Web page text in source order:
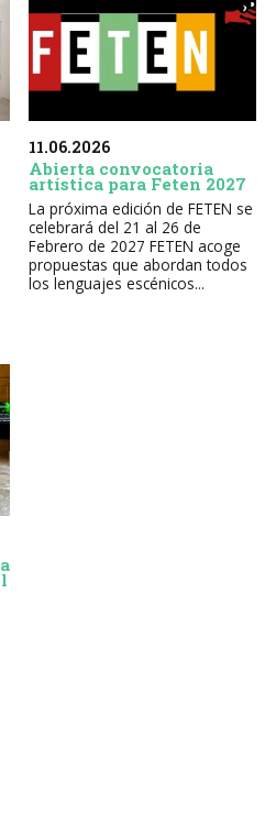
11.06.2026
Abierta convocatoria
artística para Feten 2027
La próxima edición de FETEN se
celebrará del 21 al 26 de
Febrero de 2027 FETEN acoge
propuestas que abordan todos
los lenguajes escénicos...